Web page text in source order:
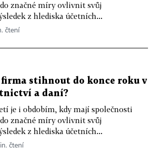
značné míry ovlivnit svůj
z hlediska účetních...
čtení
firma stihnout do konce roku v
a daní?
je i obdobím, kdy mají společnosti
značné míry ovlivnit svůj
z hlediska účetních...
čtení